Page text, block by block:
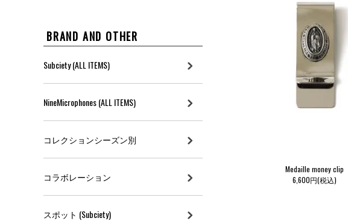
Medaille money clip
6,600円(税込)
BRAND AND OTHER
Subciety (ALL ITEMS)
NineMicrophones (ALL ITEMS)
コレクションシーズン別
コラボレーション
スポット (Subciety)